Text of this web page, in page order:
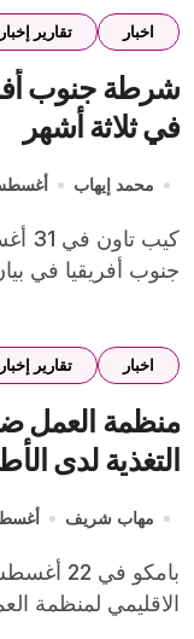
اخبار تقارير
في ثلاثة أشهر
محمد إيهاب أغسطس 31,
كيب تاون في 31 أغسطس /أ ش أ/ ذكرت الشرطة في
جنوب أفريقيا في
اخبار تقارير
منظمة العمل
التغذية لدى
مهاب شريف أغسطس
بامكو في 22 أغسطس /أ ش أ/قال مامادو ديوب، المدير
الاقليمي لمنظمة